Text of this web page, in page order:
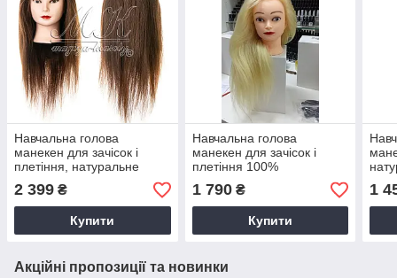
Навчальна голова
манекен для зачісок і
плетіння, натуральне
волосся, 75-80 см,
шатенка
2 399 ₴
Купити
Навчальна голова
манекен для зачісок і
плетіння 100%
натурального волосся, 65-
70 см, блонд
1 790₴
Купити
80
1
Акційні пропозиції та новинки